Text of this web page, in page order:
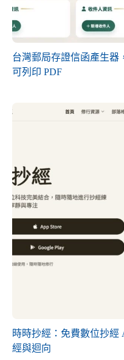
台灣郵局存證信函產生器
可列印 PDF
時時抄經：免費數位抄經
經與迴向